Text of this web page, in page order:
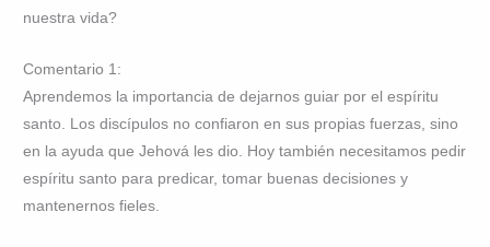
nuestra vida?
Comentario 1:
Aprendemos la importancia de dejarnos guiar por el espíritu
santo. Los discípulos no confiaron en sus propias fuerzas, sino
en la ayuda que Jehová les dio. Hoy también necesitamos pedir
espíritu santo para predicar, tomar buenas decisiones y
mantenernos fieles.